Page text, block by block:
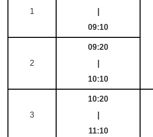
1
09:10
2
09:20
10:10
3
10:20
11:10